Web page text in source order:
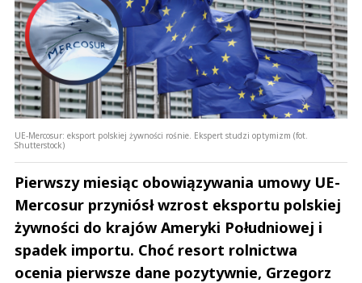
UE-Mercosur: eksport polskiej żywności rośnie. Ekspert studzi optymizm (fot.
Shutterstock)
Pierwszy miesiąc obowiązywania umowy UE-
Mercosur przyniósł wzrost eksportu polskiej
żywności do krajów Ameryki Południowej i
spadek importu. Choć resort rolnictwa
ocenia pierwsze dane pozytywnie, Grzegorz